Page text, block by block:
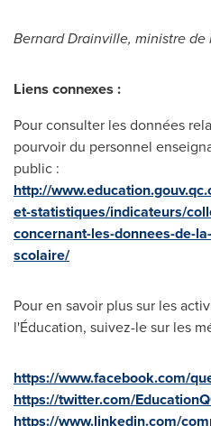
Bernard Drainville, ministre de
Liens connexes :
Pour consulter les données
pourvoir du personnel
public :
http://
et-statistiques/indicateurs/
concernant-les-donnees-de-
scolaire/
Pour en savoir plus sur les
l'Éducation, suivez-le sur les
https://www.facebook.com/
https://twitter.com/
https://www.linkedin.com/